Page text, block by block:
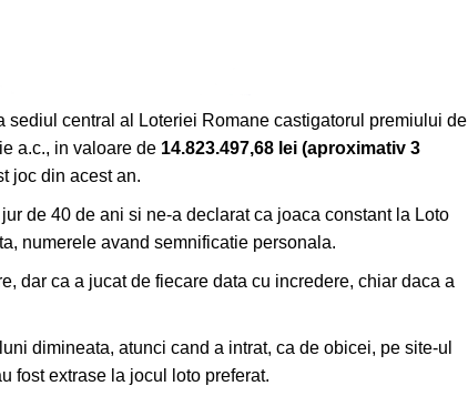
sediul central al Loteriei Romane castigatorul premiului de
a.c., in valoare de 14.823.497,68 lei (aproximativ 3
joc din acest an.
de 40 de ani si ne-a declarat ca joaca constant la Loto
numerele avand semnificatie personala.
dar ca a jucat de fiecare data cu incredere, chiar daca a
dimineata, atunci cand a intrat, ca de obicei, pe site-ul
fost extrase la jocul loto preferat.